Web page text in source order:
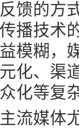
馈的方
播技术
模糊，
化、渠
化等复
流媒体